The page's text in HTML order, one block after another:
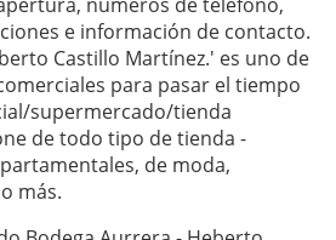
e información de contacto.
Castillo Martínez.' es uno de
para pasar el tiempo
supermercado/tienda
de todo tipo de tienda -
de moda,
más.